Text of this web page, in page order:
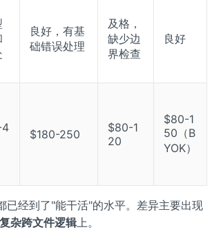
良好，有基
础错误处理
及格，
缺少边
界检查
良好
$180-250
$80-1
20
$80-1
50（B
YOK）
已经到了"能干活"的水平。差异主要出现
复杂跨文件逻辑上。